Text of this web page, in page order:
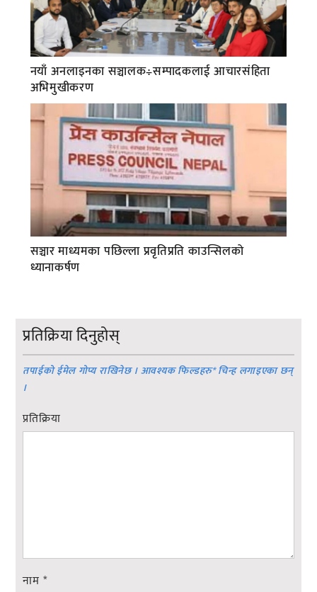
नयाँ अनलाइनका सञ्चालक÷सम्पादकलाई आचारसंहिता
अभिमुखीकरण
सञ्चार माध्यमका पछिल्ला प्रवृतिप्रति काउन्सिलको
ध्यानाकर्षण
प्रतिक्रिया दिनुहोस्
तपाईको ईमेल गोप्य राखिनेछ । आवश्यक फिल्डहरु*चिन्ह लगाइएका छन्
।
प्रतिक्रिया
नाम *